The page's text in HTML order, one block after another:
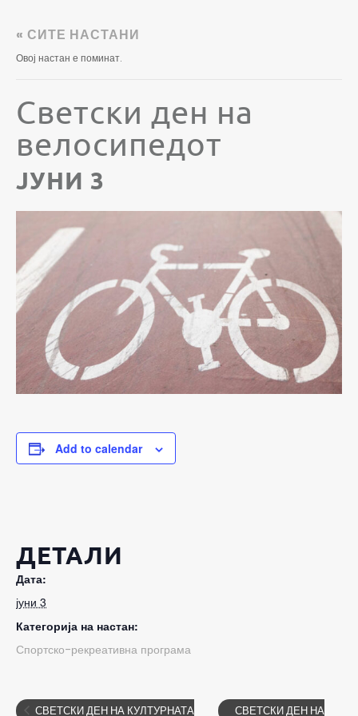
« СИТЕ НАСТАНИ
Овој настан е поминат.
Светски ден на
велосипедот
ЈУНИ 3
Add to calendar
ДЕТАЛИ
Дата:
јуни 3
Категорија на настан:
Спортско-рекреативна програма
СВЕТСКИ ДЕН НА КУЛТУРНАТА СВЕТСКИ ДЕН НА